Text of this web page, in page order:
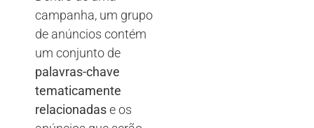
campanha, um grupo
de anúncios contém
um conjunto de
palavras-chave
tematicamente
relacionadase os